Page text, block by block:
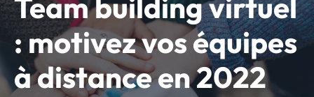
Team building virtuel
: motivez vos équipes
à distance en 2022